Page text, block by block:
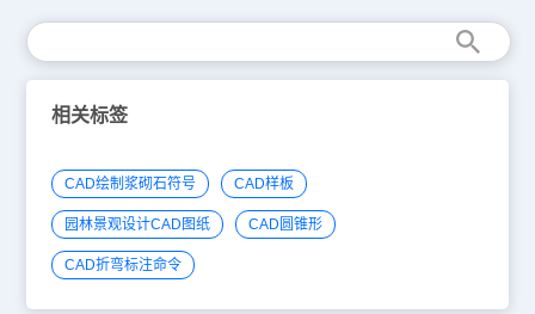
CAD中打开图纸文件后，调用命令【BOUNDARY】，在弹出的【边
界创建】对话框中，点击【拾取点】按钮。2、以下图中的红色区域
为例。3、根据命令提示，选择位于多图形交错情况下的红色区域的
中间位置后，浩辰CAD便会自动识别选定区域的边界。一旦选择完
成，浩辰CAD将根据你选择的区域生成轮廓线，这些轮廓线将准确反
映所选区域的外形。综上所述，通过巧妙运用浩辰CAD中的边界创建
廓线，为后续的制图工作奠定坚实的基础。希望以上内容能够帮助到
大家，对此感兴趣的设计师朋友们可以关注浩辰CAD官网教程专区，
小编会在后续CAD教程文章中给大家分享更多精彩内容哦！
相关标签
CAD绘制浆砌石符号 CAD样板
园林景观设计CAD图纸 CAD圆锥形
CAD折弯标注命令